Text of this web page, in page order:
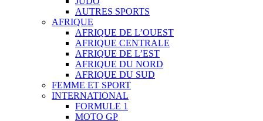
AUTRES SPORTS
AFRIQUE
AFRIQUE DE L’OUEST
AFRIQUE CENTRALE
AFRIQUE DE L’EST
AFRIQUE DU NORD
AFRIQUE DU SUD
FEMME ET SPORT
INTERNATIONAL
FORMULE 1
MOTO GP